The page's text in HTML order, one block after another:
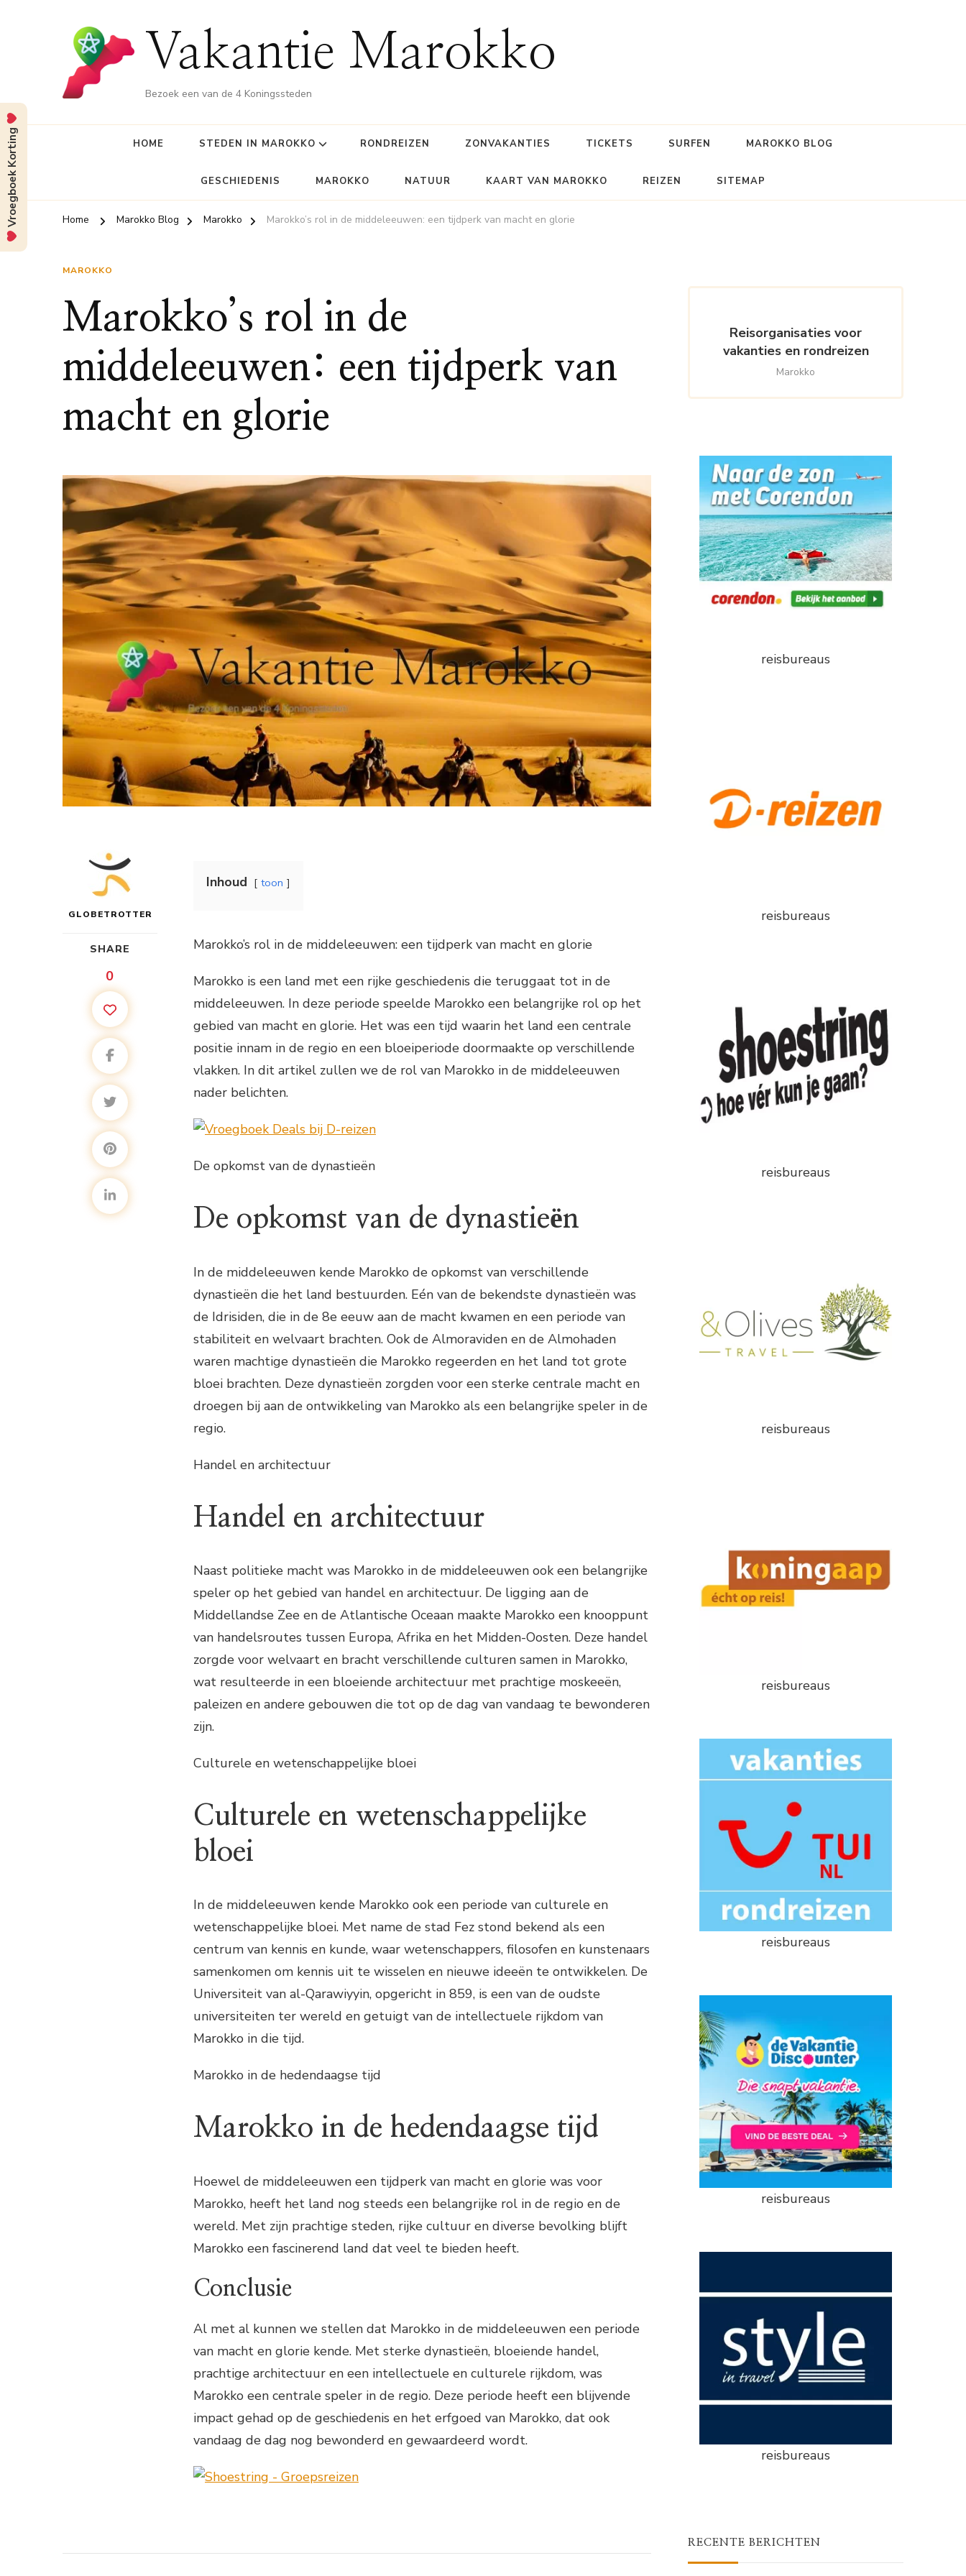
Vakantie Marokko
Bezoek een van de 4 Koningssteden
HOME STEDEN IN MAROKKO RONDREIZEN ZONVAKANTIES TICKETS SURFEN MAROKKO BLOG
GESCHIEDENIS MAROKKO NATUUR KAART VAN MAROKKO REIZEN SITEMAP
Home Marokko Blog Marokko Marokko’s rol in de middeleeuwen: een tijdperk van macht en glorie
MAROKKO
Marokko’s rol in de
middeleeuwen: een tijdperk van
macht en glorie
GLOBETROTTER
SHARE
0
Inhoud toon
Marokko’s rol in de middeleeuwen: een tijdperk van macht en glorie
Marokko is een land met een rijke geschiedenis die teruggaat tot in de
middeleeuwen. In deze periode speelde Marokko een belangrijke rol op het
gebied van macht en glorie. Het was een tijd waarin het land een centrale
positie innam in de regio en een bloeiperiode doormaakte op verschillende
vlakken. In dit artikel zullen we de rol van Marokko in de middeleeuwen
nader belichten.
De opkomst van de dynastieën
De opkomst van de dynastieën
In de middeleeuwen kende Marokko de opkomst van verschillende
dynastieën die het land bestuurden. Eén van de bekendste dynastieën was
de Idrisiden, die in de 8e eeuw aan de macht kwamen en een periode van
stabiliteit en welvaart brachten. Ook de Almoraviden en de Almohaden
waren machtige dynastieën die Marokko regeerden en het land tot grote
bloei brachten. Deze dynastieën zorgden voor een sterke centrale macht en
droegen bij aan de ontwikkeling van Marokko als een belangrijke speler in de
regio.
Handel en architectuur
Handel en architectuur
Naast politieke macht was Marokko in de middeleeuwen ook een belangrijke
speler op het gebied van handel en architectuur. De ligging aan de
Middellandse Zee en de Atlantische Oceaan maakte Marokko een knooppunt
van handelsroutes tussen Europa, Afrika en het Midden-Oosten. Deze handel
zorgde voor welvaart en bracht verschillende culturen samen in Marokko,
wat resulteerde in een bloeiende architectuur met prachtige moskeeën,
paleizen en andere gebouwen die tot op de dag van vandaag te bewonderen
zijn.
Culturele en wetenschappelijke bloei
Culturele en wetenschappelijke
bloei
In de middeleeuwen kende Marokko ook een periode van culturele en
wetenschappelijke bloei. Met name de stad Fez stond bekend als een
centrum van kennis en kunde, waar wetenschappers, filosofen en kunstenaars
samenkomen om kennis uit te wisselen en nieuwe ideeën te ontwikkelen. De
Universiteit van al-Qarawiyyin, opgericht in 859, is een van de oudste
universiteiten ter wereld en getuigt van de intellectuele rijkdom van
Marokko in die tijd.
Marokko in de hedendaagse tijd
Marokko in de hedendaagse tijd
Hoewel de middeleeuwen een tijdperk van macht en glorie was voor
Marokko, heeft het land nog steeds een belangrijke rol in de regio en de
wereld. Met zijn prachtige steden, rijke cultuur en diverse bevolking blijft
Marokko een fascinerend land dat veel te bieden heeft.
Conclusie
Al met al kunnen we stellen dat Marokko in de middeleeuwen een periode
van macht en glorie kende. Met sterke dynastieën, bloeiende handel,
prachtige architectuur en een intellectuele en culturele rijkdom, was
Marokko een centrale speler in de regio. Deze periode heeft een blijvende
impact gehad op de geschiedenis en het erfgoed van Marokko, dat ook
vandaag de dag nog bewonderd en gewaardeerd wordt.
Reisorganisaties voor
vakanties en rondreizen
Marokko
reisbureaus
reisbureaus
reisbureaus
reisbureaus
reisbureaus
reisbureaus
reisbureaus
reisbureaus
RECENTE BERICHTEN
Vroegboek Korting